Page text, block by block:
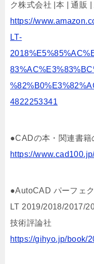
ク株式会社 |本 | 通販
https://
LT-
4822253341
●CADの本・関連書
https://
●AutoCAD パーフェ
LT 2019/2018/2017/
技術評論社
https://gihyo.jp/book/